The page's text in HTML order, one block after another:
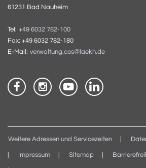
61231 Bad Nauheim
Tel: +49 6032 782-100
Fax: +49 6032 782-180
E-Mail: verwaltung.cos@laekh.de
Weitere Adressen und Servicezeiten
Impressum Sitemap